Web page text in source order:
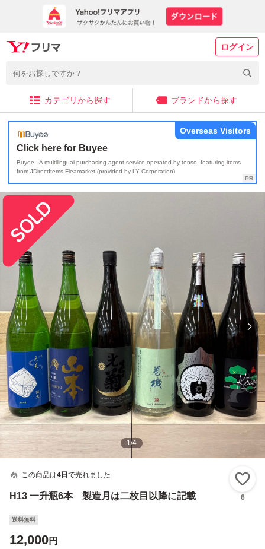
ログイン
カテゴリから探す ブランドから探す
Click here for Buyee
Buyee - A multilingual purchasing agent service operated by tenso, featuring items
from JDirectItems Fleamarket (provided by LY Corporation)
Overseas Visitors
1/4
この商品は4日 で売れました
H13 一升瓶6本 製造月は二枚目以降に記載 6
送料無料
12,000円